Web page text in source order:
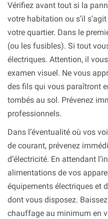
Vérifiez avant tout si la
votre habitation ou s’il
votre quartier. Dans le
(ou les fusibles). Si tout
électriques. Attention, il
examen visuel. Ne vous
des fils qui vous paraîtront
tombés au sol. Prévenez
professionnels.
Dans l’éventualité où vos
de courant, prévenez
d’électricité. En attendant
alimentations de vos
équipements électriques et
dont vous disposez.
chauffage au minimum en